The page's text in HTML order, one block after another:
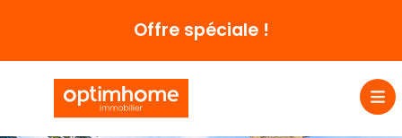
Offre spéciale !